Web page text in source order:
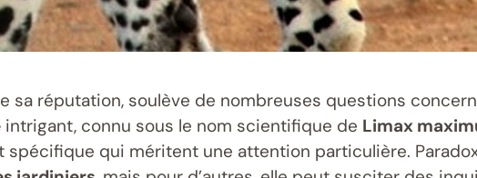
sa réputation, soulève de nombreuses questions
intrigant, connu sous le nom scientifique de Limax
qui méritent une attention particulière.